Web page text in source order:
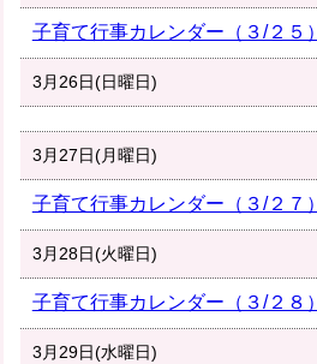
子育て行事カレンダー（３/２５）
3月26日(日曜日)
3月27日(月曜日)
子育て行事カレンダー（３/２７）
3月28日(火曜日)
子育て行事カレンダー（３/２８）
3月29日(水曜日)